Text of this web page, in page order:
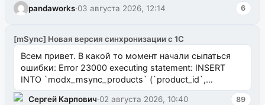
pandaworks·03 августа 2026, 12:14 6
[mSync] Новая версия синхронизации с 1С
Всем привет. В какой то момент начали сыпаться
ошибки: Error 23000 executing statement: INSERT
INTO `modx_msync_products` (`product_id`,
`uuid_1c`) VALUES ...
Сергей Карпович·02 августа 2026, 10:40 89